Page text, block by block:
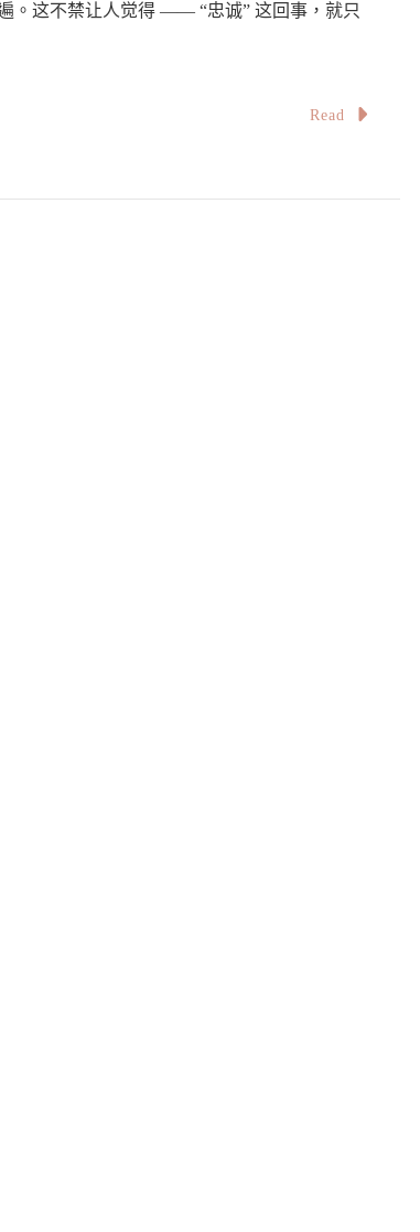
。这不禁让人觉得 —— “忠诚” 这回事，就只
Read